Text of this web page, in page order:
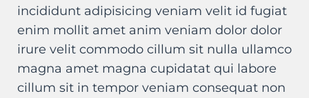
incididunt adipisicing veniam velit id fugiat
enim mollit amet anim veniam dolor dolor
irure velit commodo cillum sit nulla ullamco
magna amet magna cupidatat qui labore
cillum sit in tempor veniam consequat non